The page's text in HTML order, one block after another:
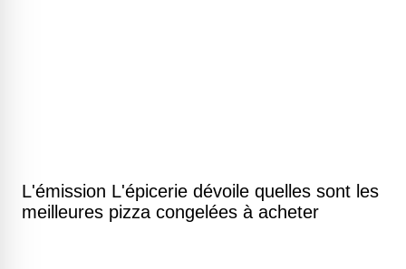
L'émission L'épicerie dévoile quelles sont les
meilleures pizza congelées à acheter